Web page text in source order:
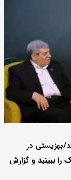
بهزیستی در
ببینید و گزارش